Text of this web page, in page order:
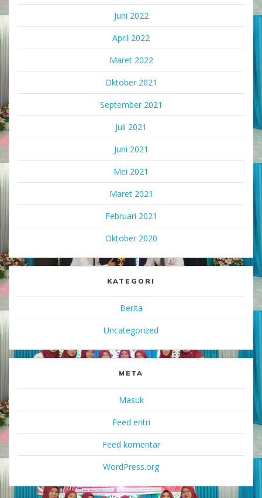
Juni 2022
April 2022
Maret 2022
Oktober 2021
September 2021
Juli 2021
Juni 2021
Mei 2021
Maret 2021
Februari 2021
Oktober 2020
KATEGORI
Berita
Uncategorized
META
Masuk
Feed entri
Feed komentar
WordPress.org